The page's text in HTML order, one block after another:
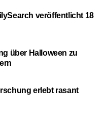
veröffentlicht 18
über Halloween zu
erlebt rasant